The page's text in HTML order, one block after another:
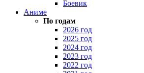
Боевик
Аниме
По годам
2026 год
2025 год
2024 год
2023 год
2022 год